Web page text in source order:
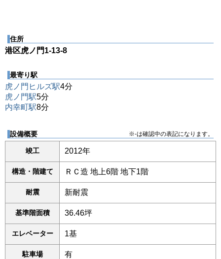
住所
港区虎ノ門1-13-8
最寄り駅
虎ノ門ヒルズ駅4分
虎ノ門駅5分
内幸町駅8分
設備概要 ※-は確認中の表記になります。
竣工 2012年
構造・階建て ＲＣ造 地上6階 地下1階
耐震 新耐震
基準階面積 36.46坪
エレベーター 1基
駐車場 有